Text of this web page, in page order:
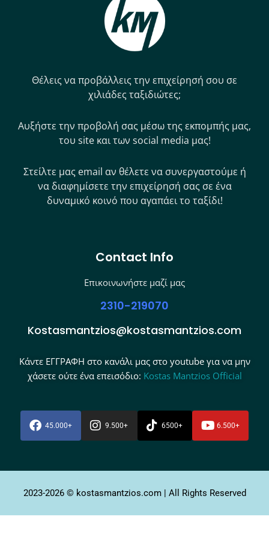
Θέλεις να προβάλλεις την επιχείρησή σου σε
χιλιάδες ταξιδιώτες;
Αυξήστε την προβολή σας μέσω της εκπομπής μας,
του site και των social media μας!
Στείλτε μας email αν θέλετε να συνεργαστούμε ή
να διαφημίσετε την επιχείρησή σας σε ένα
δυναμικό κοινό που αγαπάει το ταξίδι!
Contact Info
Επικοινωνήστε μαζί μας
2310-219070
Kostasmantzios@kostasmantzios.com
Κάντε ΕΓΓΡΑΦΗ στο κανάλι μας στο youtube για να μην
χάσετε ούτε ένα επεισόδιο: Kostas Mantzios Official
45.000+ 9.500+ 6500+ 6.500+
2023-2026 © kostasmantzios.com | All Rights Reserved